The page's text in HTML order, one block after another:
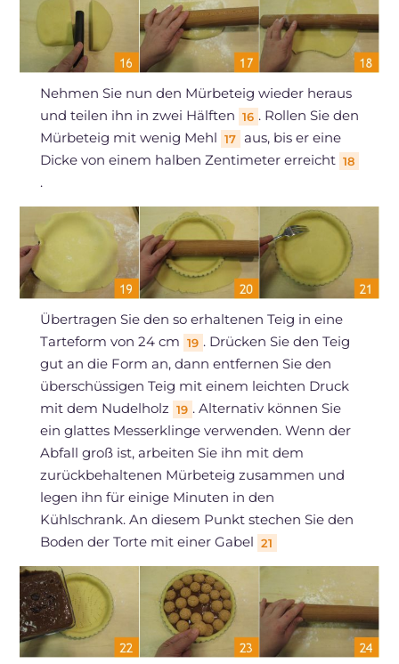
Nehmen Sie nun den Mürbeteig wieder heraus
und teilen ihn in zwei Hälften 16 . Rollen Sie den
Mürbeteig mit wenig Mehl 17 aus, bis er eine
Dicke von einem halben Zentimeter erreicht 18
.
Übertragen Sie den so erhaltenen Teig in eine
Tarteform von 24 cm 19 . Drücken Sie den Teig
gut an die Form an, dann entfernen Sie den
überschüssigen Teig mit einem leichten Druck
mit dem Nudelholz 19 . Alternativ können Sie
ein glattes Messerklinge verwenden. Wenn der
Abfall groß ist, arbeiten Sie ihn mit dem
zurückbehaltenen Mürbeteig zusammen und
legen ihn für einige Minuten in den
Kühlschrank. An diesem Punkt stechen Sie den
Boden der Torte mit einer Gabel 21